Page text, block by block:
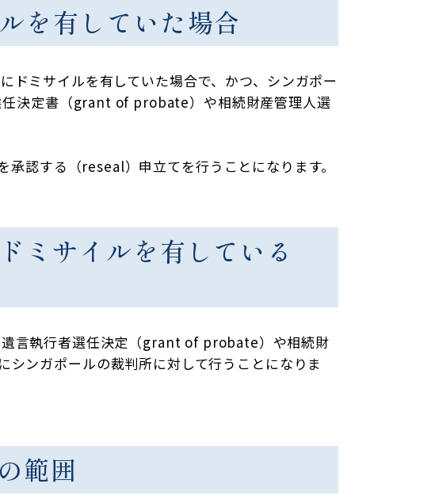
を有していた場合
ミサイルを有していた場合で、かつ、シンガポー
任決定書（grant of probate）や相続財産管理人選
認する（reseal）申立てを行うことになります。
サイルを有している
言執行者選任決定（grant of probate）や相続財
ガポールの裁判所に対して行うことになりま
範囲